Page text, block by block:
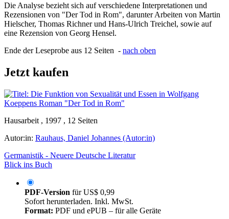
Die Analyse bezieht sich auf verschiedene Interpretationen und
Rezensionen von "Der Tod in Rom", darunter Arbeiten von Martin
Hielscher, Thomas Richner und Hans-Ulrich Treichel, sowie auf
eine Rezension von Georg Hensel.
Ende der Leseprobe aus 12 Seiten - nach oben
Jetzt kaufen
Hausarbeit , 1997 , 12 Seiten
Autor:in: Rauhaus, Daniel Johannes (Autor:in)
Germanistik - Neuere Deutsche Literatur
Blick ins Buch
PDF-Version fürUS$ 0,99
Sofort herunterladen. Inkl. MwSt.
Format: PDF und ePUB – für alle Geräte